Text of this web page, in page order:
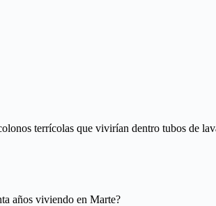
terrícolas que vivirían dentro tubos de
años viviendo en Marte?